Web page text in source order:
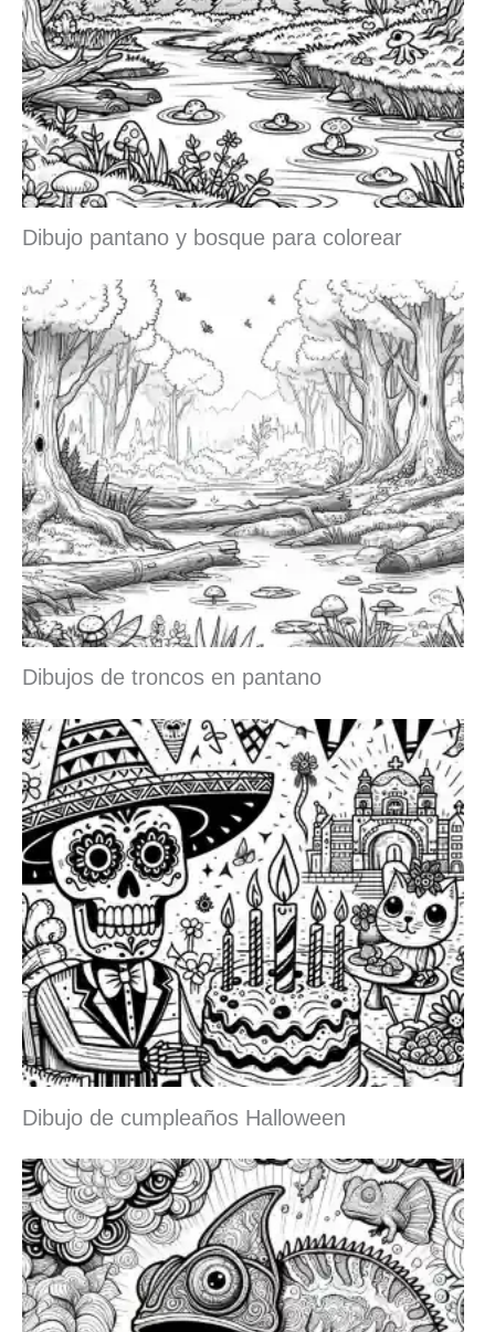
Dibujo pantano y bosque para colorear
Dibujos de troncos en pantano
Dibujo de cumpleaños Halloween